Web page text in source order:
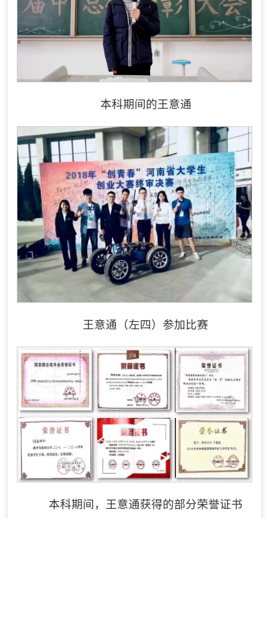
本科期间的王意通
王意通（左四）参加比赛
本科期间，王意通获得的部分荣誉证书